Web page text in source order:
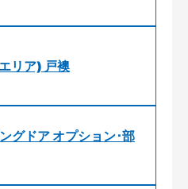
リア) 戸襖
グドア オプション･部